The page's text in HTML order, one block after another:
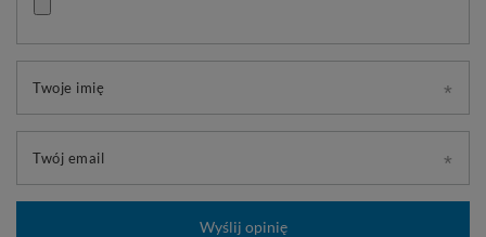
Twoje imię
Twój email
Wyślij opinię